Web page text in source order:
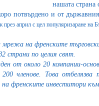
нашата страна
потвърдено и от
април с цел популяризаране на
на френските
страни по целия свят.
от около 20 компании-
членове. Това
френските инвеститори